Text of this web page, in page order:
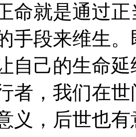
命就是通过
手段来维生
自己的生命
者，我们在
义，后世也有